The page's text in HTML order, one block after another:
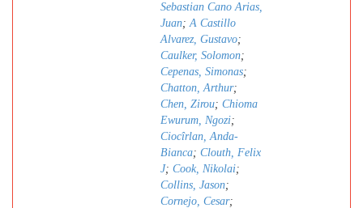
Sebastian Cano Arias,
Juan;A Castillo
Alvarez, Gustavo;
Caulker, Solomon;
Cepenas, Simonas;
Chatton, Arthur;
Chen, Zirou; Chioma
Ewurum, Ngozi;
Ciocîrlan, Anda-
Bianca; Clouth, Felix
J; Cook, Nikolai;
Collins, Jason;
Cornejo, Cesar;